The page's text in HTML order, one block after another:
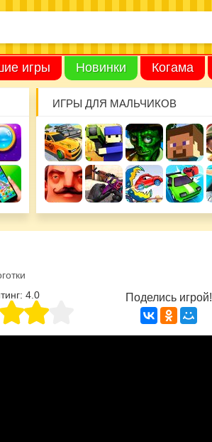
игры Новинки Когама
ИГРЫ ДЛЯ МАЛЬЧИКОВ
4.0 Поделись игрой!